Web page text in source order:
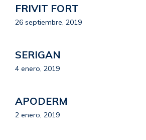
FRIVIT FORT
26 septiembre, 2019
SERIGAN
4 enero, 2019
APODERM
2 enero, 2019